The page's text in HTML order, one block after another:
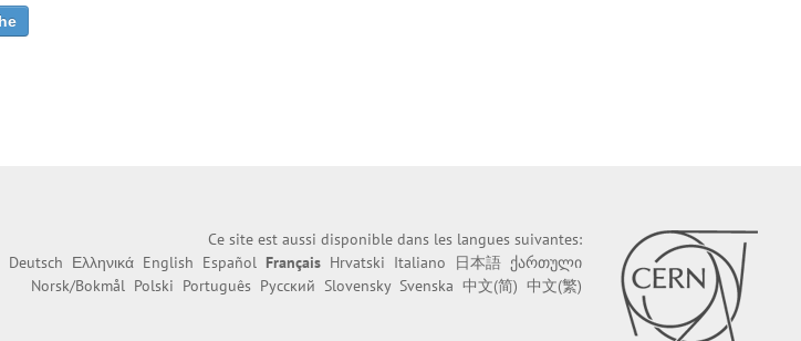
Ce site est aussi disponible dans les langues suivantes:
Deutsch Ελληνικά English Español Français Hrvatski Italiano 日本語 ქართული
Norsk/Bokmål Polski Português Русский Slovensky Svenska 中文(简) 中文(繁)